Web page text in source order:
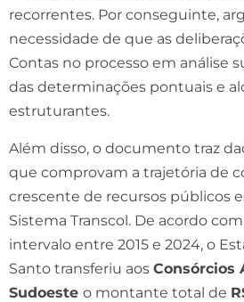
recorrentes. Por conseguinte,
necessidade de que as
Contas no processo em análise
das determinações pontuais e
estruturantes.
Além disso, o documento traz
que comprovam a trajetória de
crescente de recursos públicos
Sistema Transcol. De acordo
intervalo entre 2015 e 2024, o
Santo transferiu aos Consórcios
Sudoeste o montante total de